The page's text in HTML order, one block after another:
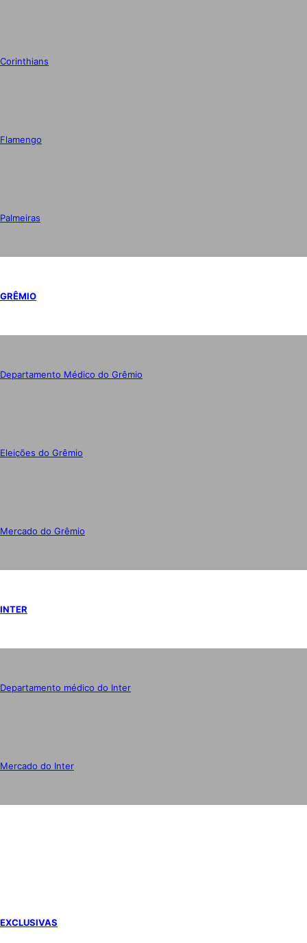
Corinthians
Flamengo
Palmeiras
GRÊMIO
Departamento Médico do Grêmio
Eleições do Grêmio
Mercado do Grêmio
INTER
Departamento médico do Inter
Mercado do Inter
EXCLUSIVAS